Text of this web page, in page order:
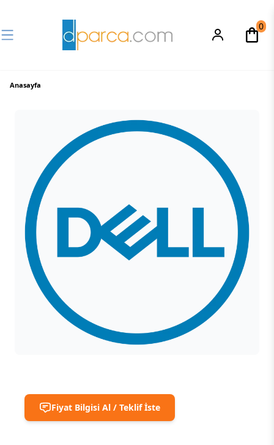
0
Anasayfa
Fiyat Bilgisi Al / Teklif İste